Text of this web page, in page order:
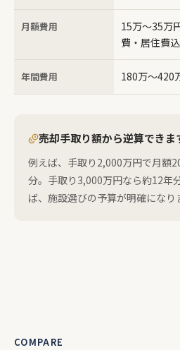
月額費用
15万〜35万
費・居住費込
年間費用 180万〜420
売却手取り額から逆算できま
例えば、手取り2,000万円で月額
分。手取り3,000万円なら約12年
ば、施設選びの予算が明確になり
COMPARE